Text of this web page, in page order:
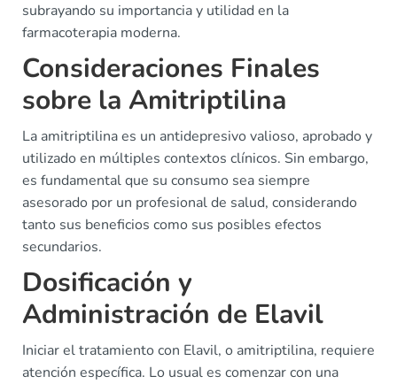
subrayando su importancia y utilidad en la
farmacoterapia moderna.
Consideraciones Finales
sobre la Amitriptilina
La amitriptilina es un antidepresivo valioso, aprobado y
utilizado en múltiples contextos clínicos. Sin embargo,
es fundamental que su consumo sea siempre
asesorado por un profesional de salud, considerando
tanto sus beneficios como sus posibles efectos
secundarios.
Dosificación y
Administración de Elavil
Iniciar el tratamiento con Elavil, o amitriptilina, requiere
atención específica. Lo usual es comenzar con una